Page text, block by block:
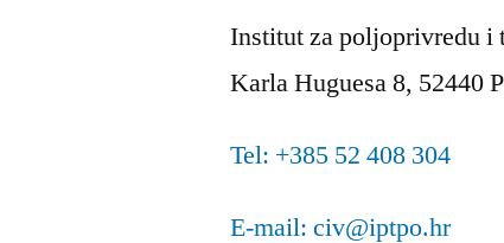
Institut za poljoprivredu i
Karla Huguesa 8, 52440
Tel: +385 52 408 304
E-mail: civ@iptpo.hr